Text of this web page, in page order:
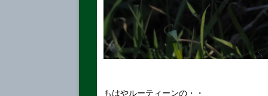
もはやルーティーンの・・